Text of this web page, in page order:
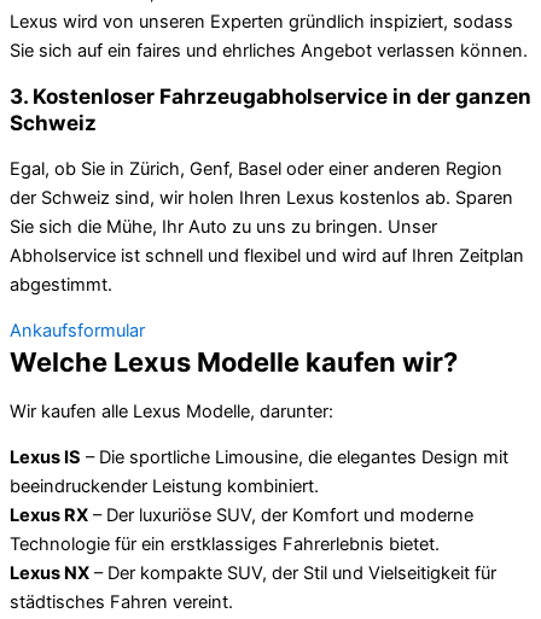
Lexus wird von unseren Experten gründlich inspiziert, sodass
Sie sich auf ein faires und ehrliches Angebot verlassen können.
3. Kostenloser Fahrzeugabholservice in der ganzen
Schweiz
Egal, ob Sie in Zürich, Genf, Basel oder einer anderen Region
der Schweiz sind, wir holen Ihren Lexus kostenlos ab. Sparen
Sie sich die Mühe, Ihr Auto zu uns zu bringen. Unser
Abholservice ist schnell und flexibel und wird auf Ihren Zeitplan
abgestimmt.
Ankaufsformular
Welche Lexus Modelle kaufen wir?
Wir kaufen alle Lexus Modelle, darunter:
Lexus IS – Die sportliche Limousine, die elegantes Design mit
beeindruckender Leistung kombiniert.
Lexus RX – Der luxuriöse SUV, der Komfort und moderne
Technologie für ein erstklassiges Fahrerlebnis bietet.
Lexus NX – Der kompakte SUV, der Stil und Vielseitigkeit für
städtisches Fahren vereint.